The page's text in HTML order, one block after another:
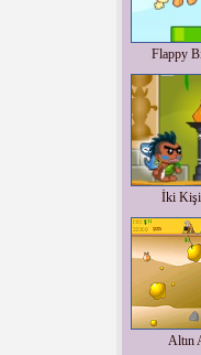
Flappy
İki
Altın